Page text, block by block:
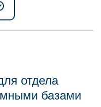
отдела
базами